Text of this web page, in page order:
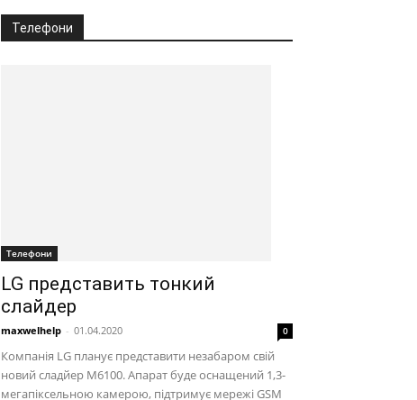
Телефони
Телефони
LG представить тонкий
слайдер
maxwelhelp - 01.04.2020 0
Компанія LG планує представити незабаром свій
новий сладйер M6100. Апарат буде оснащений 1,3-
мегапіксельною камерою, підтримує мережі GSM